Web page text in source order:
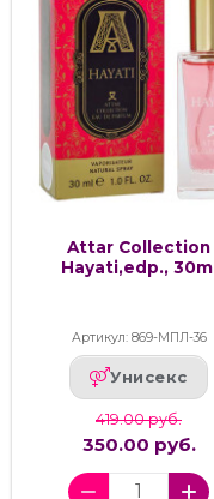
Attar Collection
Hayati,edp., 30ml
Артикул: 869-МПЛ-36
Унисекс
419.00 руб.
350.00 руб.